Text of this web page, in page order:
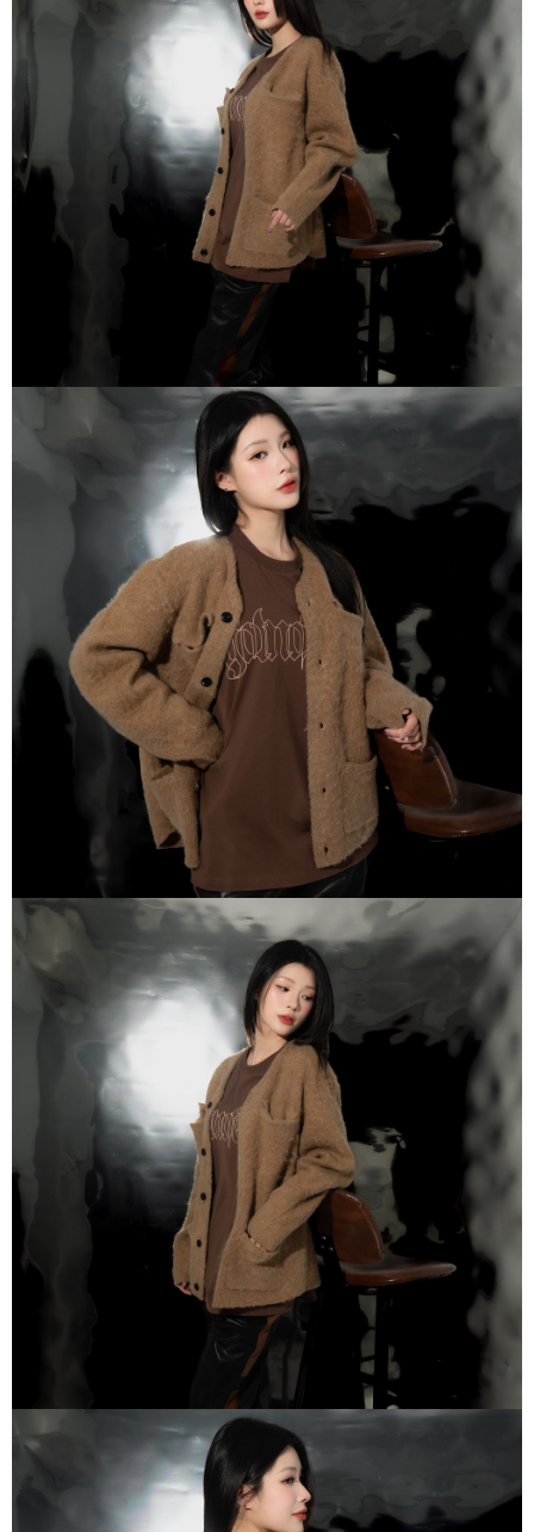
易，需依本服務之必要範圍內提供個人資料，並將交易相關給付款項請求債
權轉讓予恩沛科技股份有限公司。
２．關於個人資料處理事宜，請瀏覽以下網址：
https://aftee.tw/terms/#terms3
３．未成年的使用者請事先徵得法定代理人或監護人之同意方可使用
「AFTEE先享後付」，若未經同意申辦者引起之損失，本公司不負相關責
４．使用「AFTEE先享後付」時，將依據個別帳號之用戶狀況，依本公司即
時審查核予不同之上限額度；若仍有額度不足之情形，本公司將視審查結果
請求用戶進行身份認證。
５．嚴禁一人註冊多個帳號或使用他人資訊註冊。若發現惡意使用之情形，
恩沛科技股份有限公司將有權停止該用戶之使用額度並採取法律行動。
查看運費